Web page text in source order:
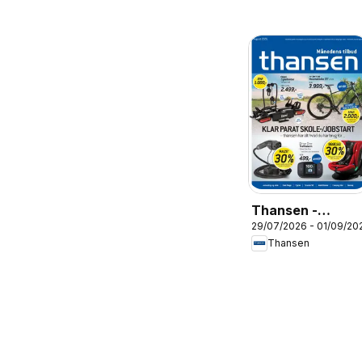
Thansen -
Tilbudsavis
29/07/2026 - 01/09/
Thansen